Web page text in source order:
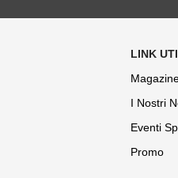
I Nostri
Eventi
Promo